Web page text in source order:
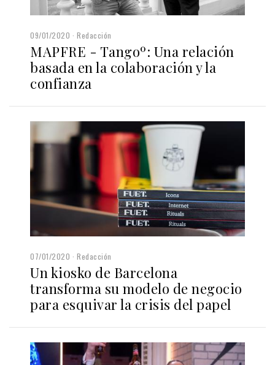
09/01/2020 Redacción
MAPFRE - Tangoº: Una relación
basada en la colaboración y la
confianza
07/01/2020 Redacción
Un kiosko de Barcelona
transforma su modelo de negocio
para esquivar la crisis del papel